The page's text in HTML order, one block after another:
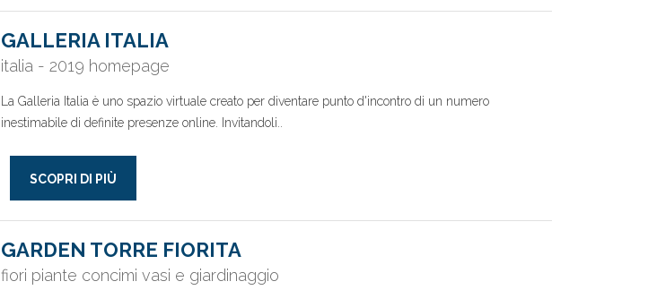
GALLERIA ITALIA
italia - 2019 homepage
La Galleria Italia è uno spazio virtuale creato per diventare punto d'incontro di un numero
inestimabile di definite presenze online. Invitandoli..
SCOPRI DI PIÙ
GARDEN TORRE FIORITA
fiori piante concimi vasi e giardinaggio